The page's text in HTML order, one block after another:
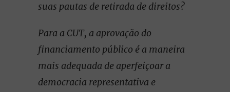
suas pautas de retirada de direitos?
Para a CUT, a aprovação do
financiamento público é a maneira
mais adequada de aperfeiçoar a
democracia representativa e